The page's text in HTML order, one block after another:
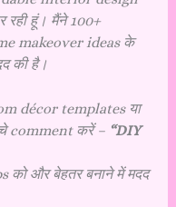
हूं। मैंने 100+
makeover ideas के
की है।
décor templates या
comment करें – “DIY
और बेहतर बनाने में मदद